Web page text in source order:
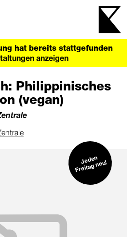
hat bereits stattgefunden
anzeigen
Philippinisches
(vegan)
Jeden
Freitag neu!